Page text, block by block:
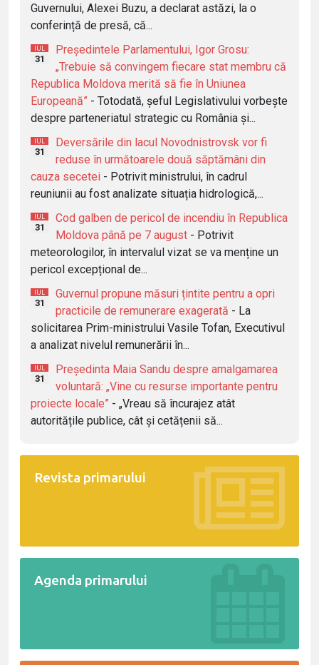
Guvernului, Alexei Buzu, a declarat astăzi, la o
conferință de presă, că...
IUL
31
Președintele Parlamentului, Igor Grosu:
„Trebuie să convingem fiecare stat membru că
Republica Moldova merită să fie în Uniunea
Europeană” - Totodată, șeful Legislativului vorbește
despre parteneriatul strategic cu România și...
IUL
31
Deversările din lacul Novodnistrovsk vor fi
reduse în următoarele două săptămâni din
cauza secetei - Potrivit ministrului, în cadrul
reuniunii au fost analizate situația hidrologică,...
IUL
31
Cod galben de pericol de incendiu în Republica
Moldova până pe 7 august - Potrivit
meteorologilor, în intervalul vizat se va menține un
pericol excepțional de...
IUL
31
Guvernul propune măsuri țintite pentru a opri
practicile de remunerare exagerată - La
solicitarea Prim-ministrului Vasile Tofan, Executivul
a analizat nivelul remunerării în...
IUL
31
Președinta Maia Sandu despre amalgamarea
voluntară: „Vine cu resurse importante pentru
proiecte locale” - „Vreau să încurajez atât
autoritățile publice, cât și cetățenii să...
Revista primarului
Agenda primarului